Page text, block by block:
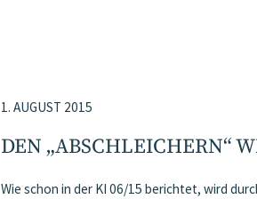
1. AUGUST 2015
DEN „ABSCHLEICHERN“
Wie schon in der KI 06/15 berichtet, wird